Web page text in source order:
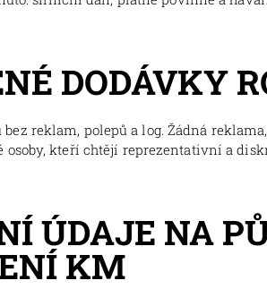
DODÁVKY
reklam, polepů a log. Žádná
kteří chtějí reprezentativní a
ÚDAJE NA
KM